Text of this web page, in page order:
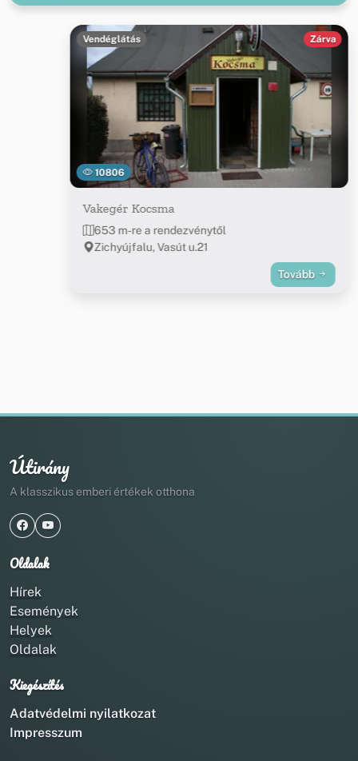
10806
Vendéglátás Zárva
Vakegér Kocsma
653 m-re a rendezvénytől
Zichyújfalu, Vasút u.21
Tovább
Útirány
A klasszikus emberi értékek otthona
Oldalak
Hírek
Események
Helyek
Oldalak
Kiegészítés
Adatvédelmi nyilatkozat
Impresszum